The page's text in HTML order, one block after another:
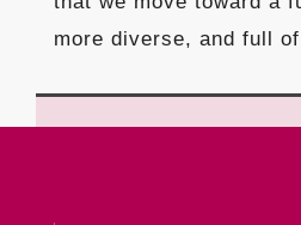
more diverse, and full